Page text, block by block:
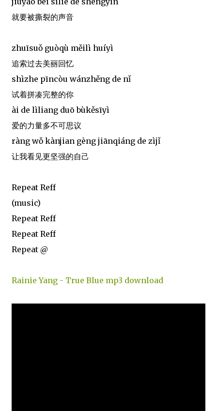
就要被撕裂的声音
zhuīsuǒ guòqù měilì huíyì
追索过去美丽回忆
shìzhe pīncòu wánzhěng de nǐ
试着拼凑完整的你
ài de lìliang duō bùkěsīyì
爱的力量多不可思议
ràng wǒ kànjian gèng jiānqiáng de zìjǐ
让我看见更坚强的自己
Repeat Reff
(music)
Repeat Reff
Repeat Reff
Repeat @
Rainie Yang - True Blue mp3 download